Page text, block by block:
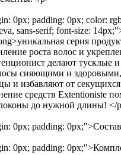
0px; padding: 0px; color:
sans-serif; font-size:
серия
роста волос и
делают тусклые и
сияющими и
и избавляют от
средств Extentioniste
локоны до нужной длины! </
0px; padding:
0px; padding: